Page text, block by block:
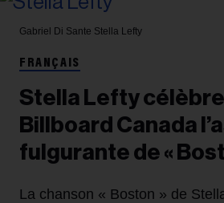
Gabriel Di Sante Stella Lefty
FRANÇAIS
Stella Lefty
Billboard Canada
fulgurante de «
La chanson « Boston » de